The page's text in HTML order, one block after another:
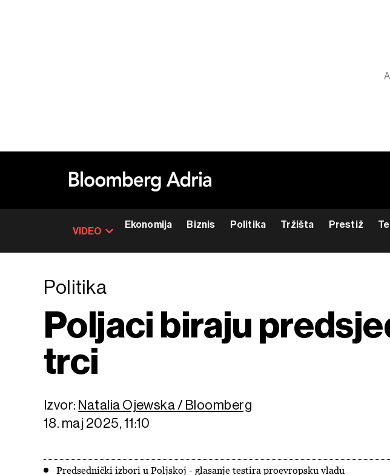
VIDEO
Ekonomija Biznis Politika Tržišta Prestiž
Politika
Poljaci biraju
trci
Izvor: Natalia Ojewska / Bloomberg
18. maj 2025, 11:10
Predsednički izbori u Poljskoj - glasanje testira proevropsku vladu